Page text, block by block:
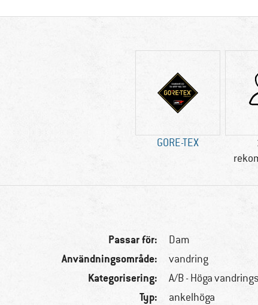
GORE-TEX
Passar för: Dam
Användningsområde: vandring
Kategorisering: A/B - Höga
Typ: ankelhöga